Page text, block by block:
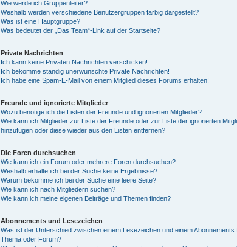
Wie werde ich Gruppenleiter?
Weshalb werden verschiedene Benutzergruppen farbig dargestellt?
Was ist eine Hauptgruppe?
Was bedeutet der „Das Team“-Link auf der Startseite?
Private Nachrichten
Ich kann keine Privaten Nachrichten verschicken!
Ich bekomme ständig unerwünschte Private Nachrichten!
Ich habe eine Spam-E-Mail von einem Mitglied dieses Forums erhalten!
Freunde und ignorierte Mitglieder
Wozu benötige ich die Listen der Freunde und ignorierten Mitglieder?
Wie kann ich Mitglieder zur Liste der Freunde oder zur Liste der ignorierten
hinzufügen oder diese wieder aus den Listen entfernen?
Die Foren durchsuchen
Wie kann ich ein Forum oder mehrere Foren durchsuchen?
Weshalb erhalte ich bei der Suche keine Ergebnisse?
Warum bekomme ich bei der Suche eine leere Seite?
Wie kann ich nach Mitgliedern suchen?
Wie kann ich meine eigenen Beiträge und Themen finden?
Abonnements und Lesezeichen
Was ist der Unterschied zwischen einem Lesezeichen und einem Abonnements
Thema oder Forum?